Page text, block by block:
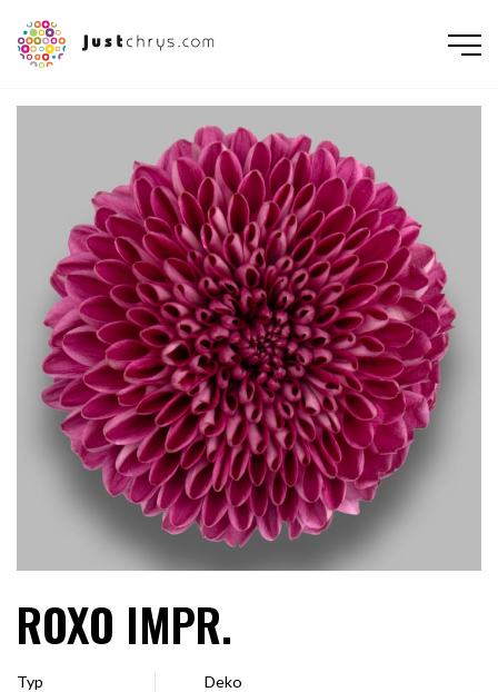
NEDERLANDS DEUTSCH FRANÇAIS РУССКИЙ
ROXO IMPR.
Typ
Deko